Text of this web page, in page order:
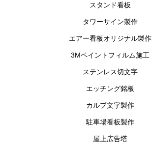
スタンド看板
タワーサイン製作
エアー看板オリジナル製作
3Mペイントフィルム施工
ステンレス切文字
エッチング銘板
カルプ文字製作
駐車場看板製作
屋上広告塔